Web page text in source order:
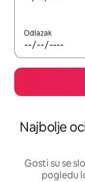
Odlazak
Najbolje
Gosti su se
pogledu